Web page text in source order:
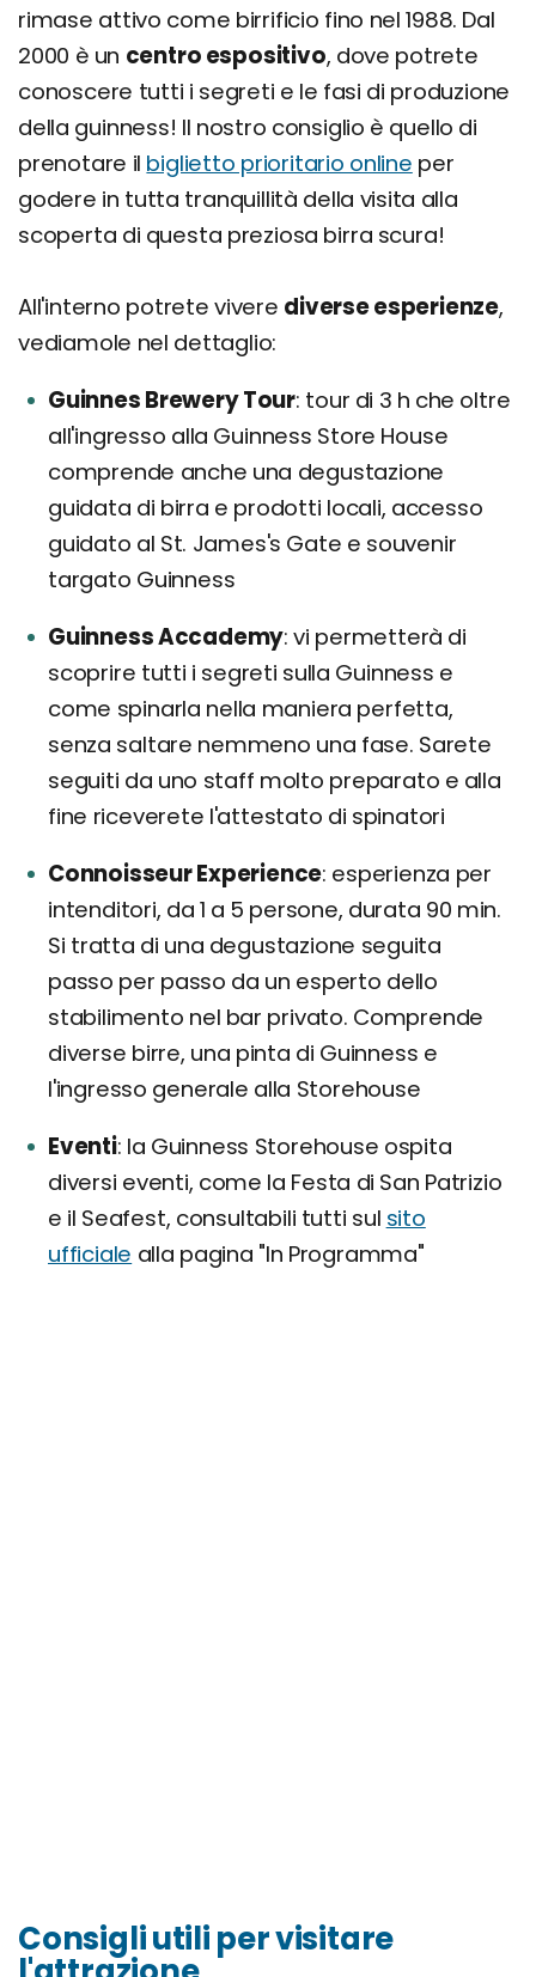
rimase attivo come birrificio fino nel 1988. Dal
2000 è un centro espositivo, dove potrete
conoscere tutti i segreti e le fasi di produzione
della guinness! Il nostro consiglio è quello di
prenotare il biglietto prioritario online per
godere in tutta tranquillità della visita alla
scoperta di questa preziosa birra scura!
All'interno potrete vivere diverse esperienze,
vediamole nel dettaglio:
Guinnes Brewery Tour tour di 3 h che oltre
all'ingresso alla Guinness Store House
comprende anche una degustazione
guidata di birra e prodotti locali, accesso
guidato al St. James's Gate e souvenir
targato Guinness
Guinness Accademy vi permetterà di
scoprire tutti i segreti sulla Guinness e
come spinarla nella maniera perfetta,
senza saltare nemmeno una fase. Sarete
seguiti da uno staff molto preparato e alla
fine riceverete l'attestato di spinatori
Connoisseur Experience esperienza per
intenditori, da 1 a 5 persone, durata 90 min.
Si tratta di una degustazione seguita
passo per passo da un esperto dello
stabilimento nel bar privato. Comprende
diverse birre, una pinta di Guinness e
l'ingresso generale alla Storehouse
Eventi la Guinness Storehouse ospita
diversi eventi, come la Festa di San Patrizio
e il Seafest, consultabili tutti sul sito
ufficiale alla pagina "In Programma"
Consigli utili per visitare